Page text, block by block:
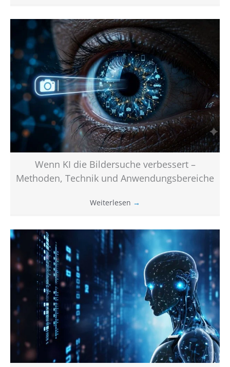
Wenn KI die Bildersuche verbessert –
Methoden, Technik und Anwendungsbereiche
Weiterlesen →